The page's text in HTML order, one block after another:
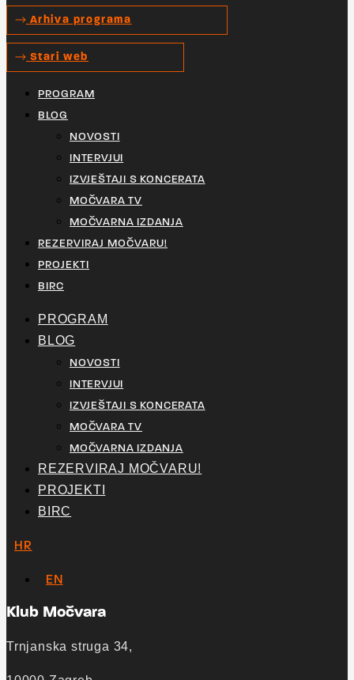
Arhiva programa
Stari web
PROGRAM
BLOG
NOVOSTI
INTERVJUI
IZVJEŠTAJI S KONCERATA
MOČVARA TV
MOČVARNA IZDANJA
REZERVIRAJ MOČVARU!
PROJEKTI
BIRC
PROGRAM
BLOG
NOVOSTI
INTERVJUI
IZVJEŠTAJI S KONCERATA
MOČVARA TV
MOČVARNA IZDANJA
REZERVIRAJ MOČVARU!
PROJEKTI
BIRC
HR
EN
Klub Močvara
Trnjanska struga 34,